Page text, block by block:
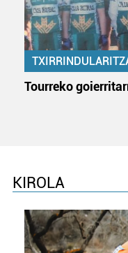
zerbitzuak
baliatzen gara. Ohar
erabiltzeko baimen
irakurri
Tourreko
KIROLA